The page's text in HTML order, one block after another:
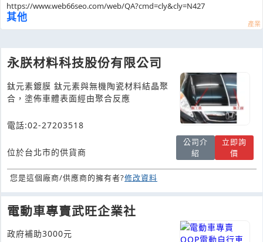
https://www.web66seo.com/web/QA?cmd=cly&cly=N427
其他
永朕材料科技股份有限公司
鈦元素鍍膜 鈦元素與無機陶瓷材料結晶聚
合，塗佈車體表面經由聚合反應
電話:02-27203518
位於台北市的供貨商
公司介
紹
立即詢
價
您是這個廠商/供應商的擁有者?修改資料
電動車專賣武旺企業社
政府補助3000元